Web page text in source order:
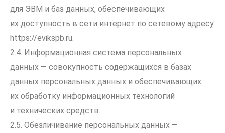
для ЭВМ и баз данных, обеспечивающих
их доступность в сети интернет по сетевому адресу
https://evikspb.ru.
2.4. Информационная система персональных
данных — совокупность содержащихся в базах
данных персональных данных и обеспечивающих
их обработку информационных технологий
и технических средств.
2.5. Обезличивание персональных данных —